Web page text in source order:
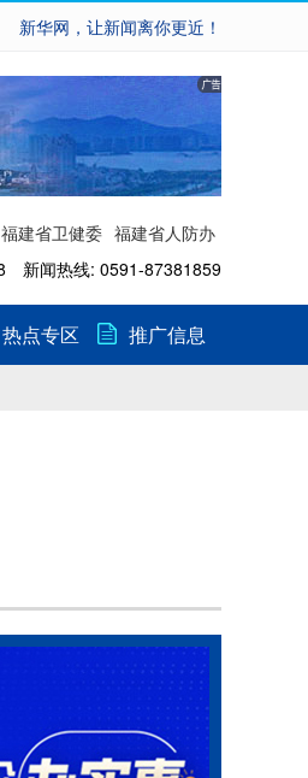
新华网，让新闻离你更近！
福建省卫健委 福建省人防办
新闻热线: 0591-87381859
热点专区
推广信息